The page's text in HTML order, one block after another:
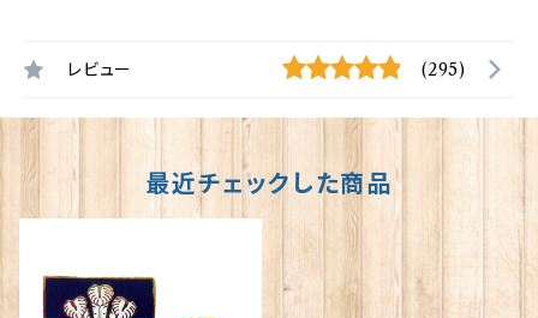
レビュー (295)
最近チェックした商品